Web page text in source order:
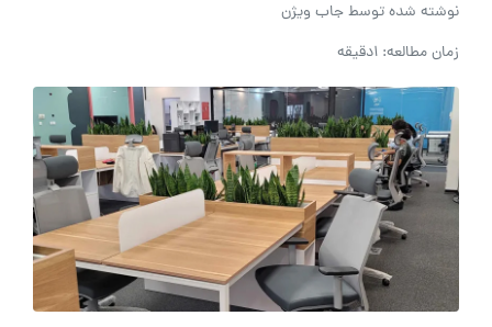
نوشته شده توسطجاب ویژن
زمان مطالعه: 1دقیقه